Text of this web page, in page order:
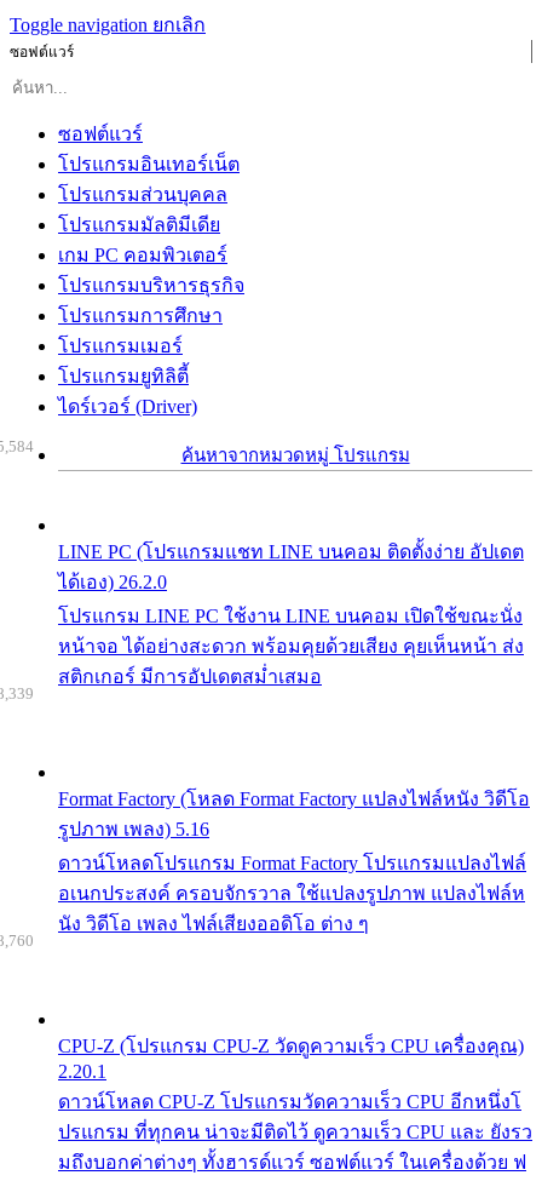
Toggle navigation ยกเลิก
ซอฟต์แวร์
ซอฟต์แวร์
โปรแกรมอินเทอร์เน็ต
โปรแกรมส่วนบุคคล
โปรแกรมมัลติมีเดีย
เกม PC คอมพิวเตอร์
โปรแกรมบริหารธุรกิจ
โปรแกรมการศึกษา
โปรแกรมเมอร์
โปรแกรมยูทิลิตี้
ไดร์เวอร์ (Driver)
ค้นหาจากหมวดหมู่ โปรแกรม
LINE PC (โปรแกรมแชท LINE บนคอม ติดตั้งง่าย อัปเดต
ได้เอง) 26.2.0
โปรแกรม LINE PC ใช้งาน LINE บนคอม เปิดใช้ขณะนั่ง
หน้าจอ ได้อย่างสะดวก พร้อมคุยด้วยเสียง คุยเห็นหน้า ส่ง
สติกเกอร์ มีการอัปเดตสม่ำเสมอ
Format Factory (โหลด Format Factory แปลงไฟล์หนัง วิดีโอ
รูปภาพ เพลง) 5.16
ดาวน์โหลดโปรแกรม Format Factory โปรแกรมแปลงไฟล์
อเนกประสงค์ ครอบจักรวาล ใช้แปลงรูปภาพ แปลงไฟล์ห
นัง วิดีโอ เพลง ไฟล์เสียงออดิโอ ต่าง ๆ
CPU-Z (โปรแกรม CPU-Z วัดดูความเร็ว CPU เครื่องคุณ)
2.20.1
ดาวน์โหลด CPU-Z โปรแกรมวัดความเร็ว CPU อีกหนึ่งโ
ปรแกรม ที่ทุกคน น่าจะมีติดไว้ ดูความเร็ว CPU และ ยังรว
มถึงบอกค่าต่างๆ ทั้งฮารด์แวร์ ซอฟต์แวร์ ในเครื่องด้วย ฟ